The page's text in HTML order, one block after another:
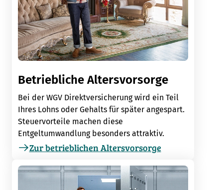
Betriebliche Altersvorsorge
Bei der WGV Direktversicherung wird ein Teil
Ihres Lohns oder Gehalts für später angespart.
Steuervorteile machen diese
Entgeltumwandlung besonders attraktiv.
Zur betrieblichen Altersvorsorge